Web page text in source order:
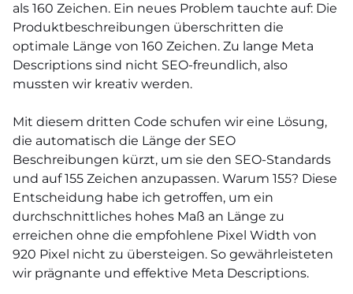
als 160 Zeichen. Ein neues Problem tauchte auf: Die
Produktbeschreibungen überschritten die
optimale Länge von 160 Zeichen. Zu lange Meta
Descriptions sind nicht SEO-freundlich, also
mussten wir kreativ werden.
Mit diesem dritten Code schufen wir eine Lösung,
die automatisch die Länge der SEO
Beschreibungen kürzt, um sie den SEO-Standards
und auf 155 Zeichen anzupassen. Warum 155? Diese
Entscheidung habe ich getroffen, um ein
durchschnittliches hohes Maß an Länge zu
erreichen ohne die empfohlene Pixel Width von
920 Pixel nicht zu übersteigen. So gewährleisteten
wir prägnante und effektive Meta Descriptions.